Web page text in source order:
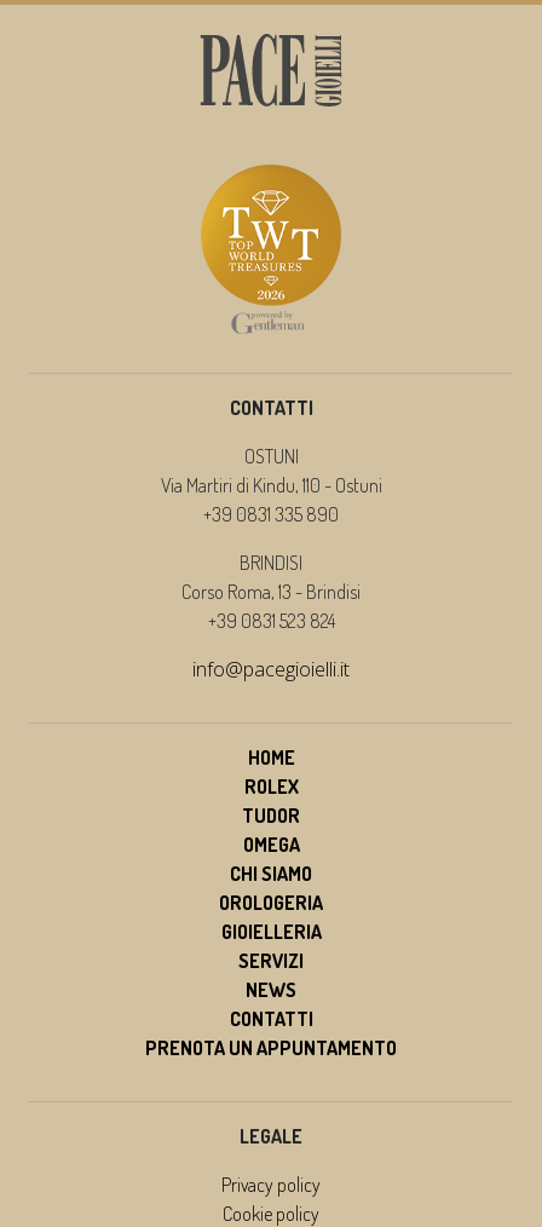
CONTATTI
OSTUNI
Via Martiri di Kindu, 110 - Ostuni
+39 0831 335 890
BRINDISI
Corso Roma, 13 - Brindisi
+39 0831 523 824
info@pacegioielli.it
HOME
ROLEX
TUDOR
OMEGA
CHI SIAMO
OROLOGERIA
GIOIELLERIA
SERVIZI
NEWS
CONTATTI
PRENOTA UN APPUNTAMENTO
LEGALE
Privacy policy
Cookie policy